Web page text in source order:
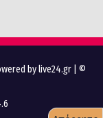
by live24.gr | ©